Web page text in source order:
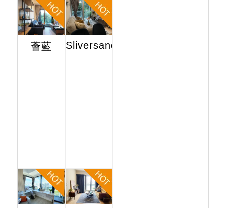
薈藍 Sliversands